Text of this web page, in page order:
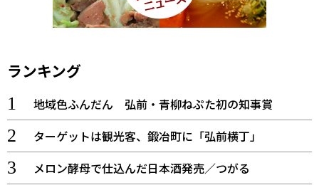
ランキング
地域色ふんだん 弘前・青柳ねぷた初の知事賞
ターゲットは観光客、鍛冶町に「弘前横丁」
メロン酵母で仕込んだ日本酒発売／つがる